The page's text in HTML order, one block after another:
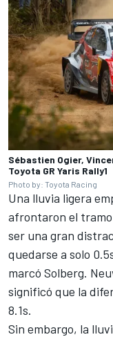
Sébastien Ogier,
Toyota GR Yaris Rally1
Photo by: Toyota Racing
Una lluvia ligera
afrontaron el
ser una gran
quedarse a solo
marcó Solberg.
significó que la
8.1s.
Sin embargo, la